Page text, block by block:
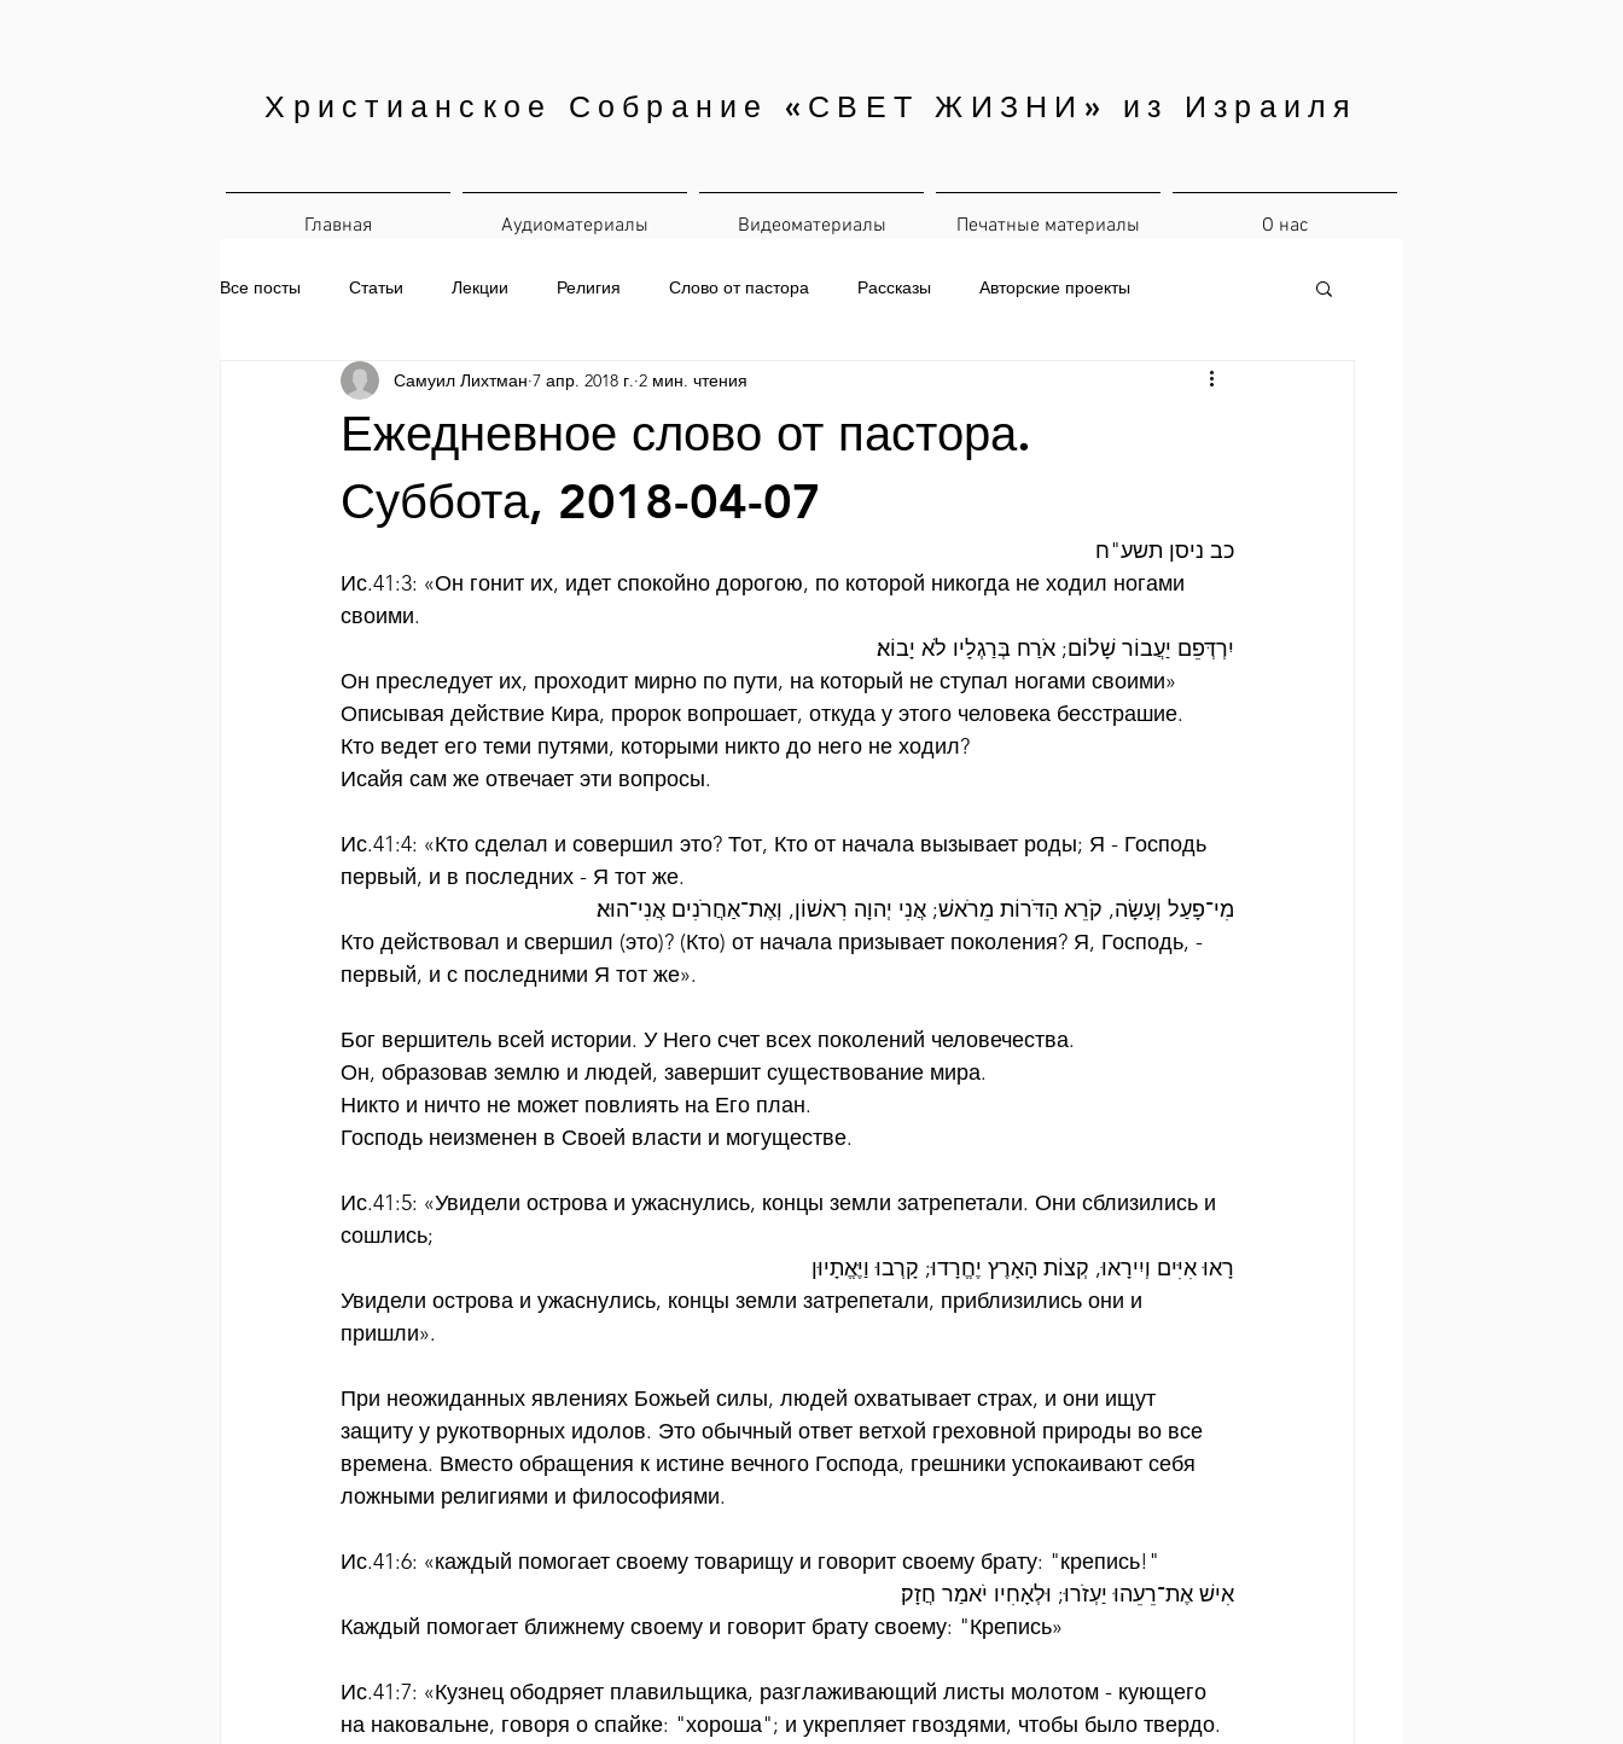
Христианское Собрание «СВЕТ ЖИЗНИ» из Израиля
Главная Аудиоматериалы Видеоматериалы Печатные материалы О нас
Все посты Статьи Лекции Религия Слово от пастора Рассказы Авторские проекты
Печатные материалы Ежедневная рассылка
Ежедневное слово от пастора.
Суббота, 2018-04-07
Самуил Лихтман 7 апр. 2018 г. 2 мин. чтения
כב ניסן תשע"ח
Ис.41:3: «Он гонит их, идет спокойно дорогою, по которой никогда не ходил ногами
своими.
יִרְדְּפֵם יַעֲבוֹר שָׁלוֹם; אֹרַח בְּרַגְלָיו לֹא יָבוֹא׃
Он преследует их, проходит мирно по пути, на который не ступал ногами своими»
Описывая действие Кира, пророк вопрошает, откуда у этого человека бесстрашие.
Кто ведет его теми путями, которыми никто до него не ходил?
Исайя сам же отвечает эти вопросы.
Ис.41:4: «Кто сделал и совершил это? Тот, Кто от начала вызывает роды; Я - Господь
первый, и в последних - Я тот же.
מִי־פָעַל וְעָשָׂה, קֹרֵא הַדֹּרוֹת מֵרֹאשׁ; אֲנִי יְהוָה רִאשׁוֹן, וְאֶת־אַחֲרֹנִים אֲנִי־הוּא׃
Кто действовал и свершил (это)? (Кто) от начала призывает поколения? Я, Господь, -
первый, и с последними Я тот же».
Бог вершитель всей истории. У Него счет всех поколений человечества.
Он, образовав землю и людей, завершит существование мира.
Никто и ничто не может повлиять на Его план.
Господь неизменен в Своей власти и могуществе.
Ис.41:5: «Увидели острова и ужаснулись, концы земли затрепетали. Они сблизились и
сошлись;
רָאוּ אִיִּים וְיִירָאוּ, קְצוֹת הָאָרֶץ יֶחֱרָדוּ; קָרְבוּ וַיֶּאֱתָיוּן
Увидели острова и ужаснулись, концы земли затрепетали, приблизились они и
пришли».
При неожиданных явлениях Божьей силы, людей охватывает страх, и они ищут
защиту у рукотворных идолов. Это обычный ответ ветхой греховной природы во все
времена. Вместо обращения к истине вечного Господа, грешники успокаивают себя
ложными религиями и философиями.
Ис.41:6: «каждый помогает своему товарищу и говорит своему брату: "крепись!"
אִישׁ אֶת־רֵעֵהוּ יַעְזֹרוּ; וּלְאָחִיו יֹאמַר חֲזָק׃
Каждый помогает ближнему своему и говорит брату своему: "Крепись»
Ис.41:7: «Кузнец ободряет плавильщика, разглаживающий листы молотом - кующего
на наковальне, говоря о спайке: "хороша"; и укрепляет гвоздями, чтобы было твердо.